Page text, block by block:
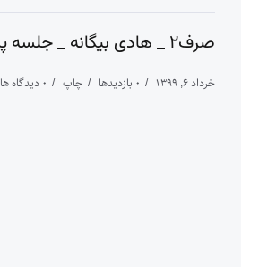
صرف۲ _ هادی بیگانه _ جلسه پنجاه و سوم
خرداد ۶, ۱۳۹۹ ۰ بازدیدها چاپ ۰ دیدگاه ها